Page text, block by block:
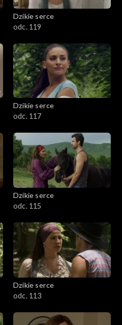
Dzikie serce
odc. 119
Dzikie serce
odc. 117
Dzikie serce
odc. 115
Dzikie serce
odc. 113